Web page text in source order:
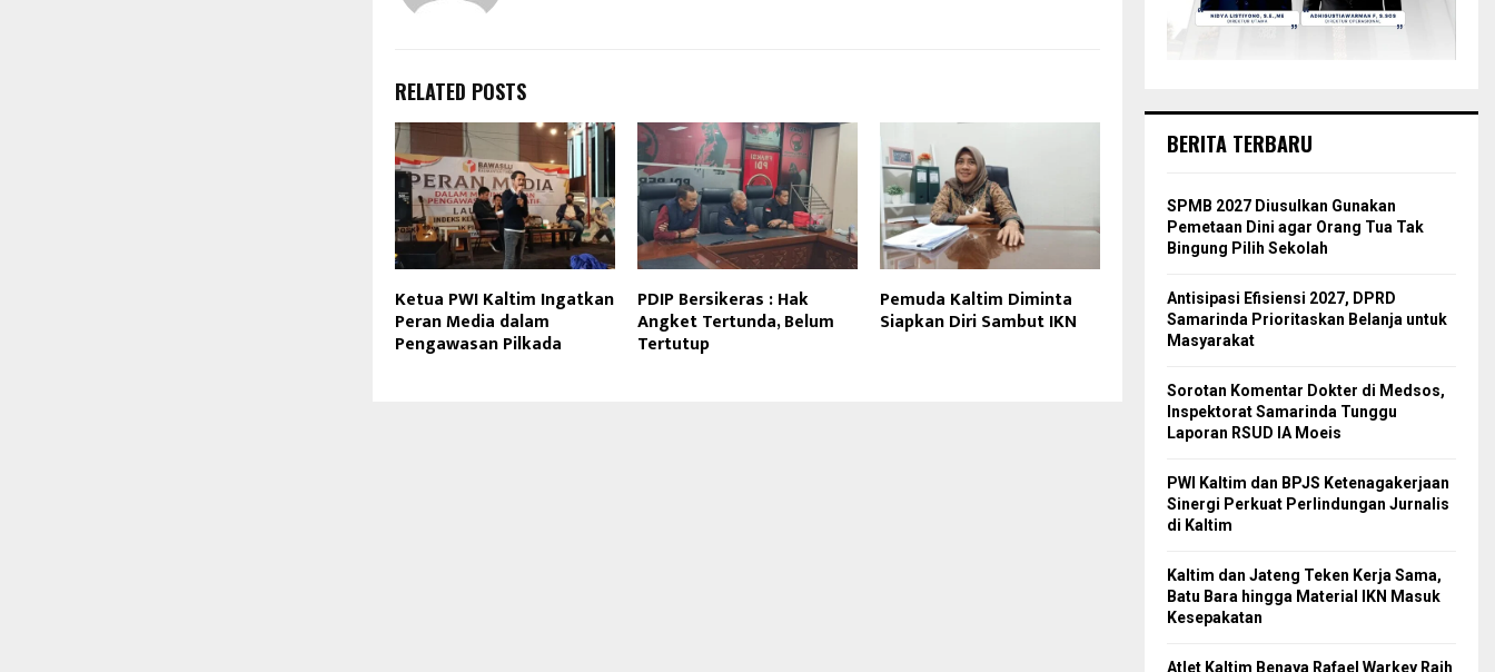
RELATED POSTS
Ketua PWI Kaltim Ingatkan
Peran Media dalam
Pengawasan Pilkada
PDIP Bersikeras : Hak
Angket Tertunda, Belum
Tertutup
Pemuda Kaltim Diminta
Siapkan Diri Sambut IKN
BERITA TERBARU
SPMB 2027 Diusulkan Gunakan
Pemetaan Dini agar Orang Tua Tak
Bingung Pilih Sekolah
Antisipasi Efisiensi 2027, DPRD
Samarinda Prioritaskan Belanja untuk
Masyarakat
Sorotan Komentar Dokter di Medsos,
Inspektorat Samarinda Tunggu
Laporan RSUD IA Moeis
PWI Kaltim dan BPJS Ketenagakerjaan
Sinergi Perkuat Perlindungan Jurnalis
di Kaltim
Kaltim dan Jateng Teken Kerja Sama,
Batu Bara hingga Material IKN Masuk
Kesepakatan
Atlet Kaltim Benaya Rafael Warkey Raih